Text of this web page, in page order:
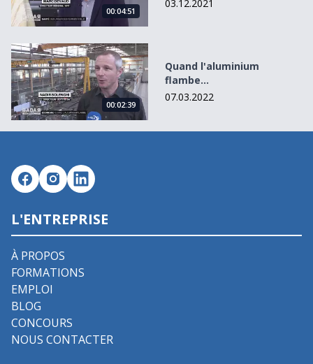
00:04:51
03.12.2021
Quand l&#039;aluminium flambe...
00:02:39
Quand l'aluminium
flambe...
07.03.2022
L'ENTREPRISE
À PROPOS
FORMATIONS
EMPLOI
BLOG
CONCOURS
NOUS CONTACTER